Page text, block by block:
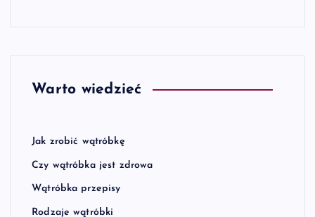
Warto wiedzieć
Jak zrobić wątróbkę
Czy wątróbka jest zdrowa
Wątróbka przepisy
Rodzaje wątróbki